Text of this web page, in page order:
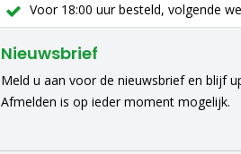
Voor 18:00 uur besteld, volgende
Nieuwsbrief
Meld u aan voor de nieuwsbrief en blijf
Afmelden is op ieder moment mogelijk.